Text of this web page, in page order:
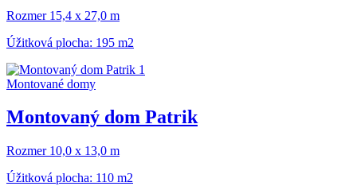
Rozmer 15,4 x 27,0 m
Úžitková plocha: 195 m2
Montované domy
Montovaný dom Patrik
Rozmer 10,0 x 13,0 m
Úžitková plocha: 110 m2